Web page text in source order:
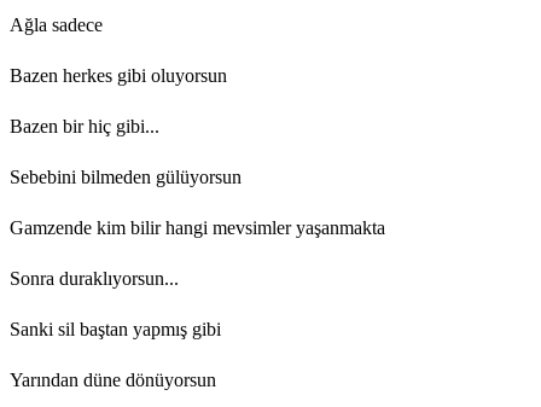
Ağla sadece
Bazen herkes gibi oluyorsun
Bazen bir hiç gibi...
Sebebini bilmeden gülüyorsun
Gamzende kim bilir hangi mevsimler yaşanmakta
Sonra duraklıyorsun...
Sanki sil baştan yapmış gibi
Yarından düne dönüyorsun